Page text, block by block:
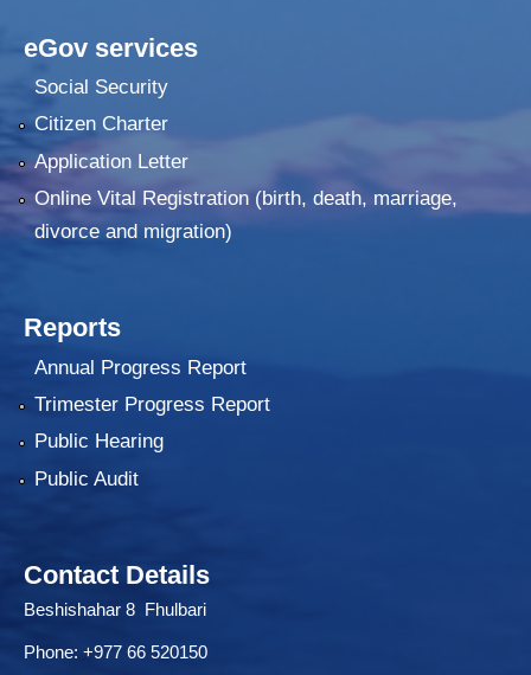
eGov services
Social Security
Citizen Charter
Application Letter
Online Vital Registration (birth, death, marriage,
divorce and migration)
Reports
Annual Progress Report
Trimester Progress Report
Public Hearing
Public Audit
Contact Details
Beshishahar 8 Fhulbari
Phone: +977 66 520150